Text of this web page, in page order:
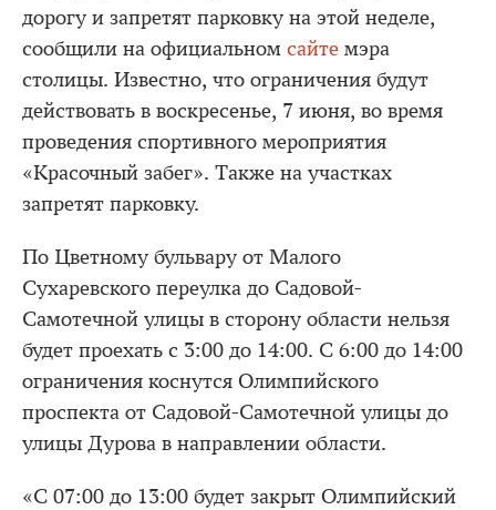
дорогу и запретят парковку на этой неделе,
сообщили на официальном сайте мэра
столицы. Известно, что ограничения будут
действовать в воскресенье, 7 июня, во время
проведения спортивного мероприятия
«Красочный забег». Также на участках
запретят парковку.
По Цветному бульвару от Малого
Сухаревского переулка до Садовой-
Самотечной улицы в сторону области нельзя
будет проехать с 3:00 до 14:00. С 6:00 до 14:00
ограничения коснутся Олимпийского
проспекта от Садовой-Самотечной улицы до
улицы Дурова в направлении области.
«С 07:00 до 13:00 будет закрыт Олимпийский